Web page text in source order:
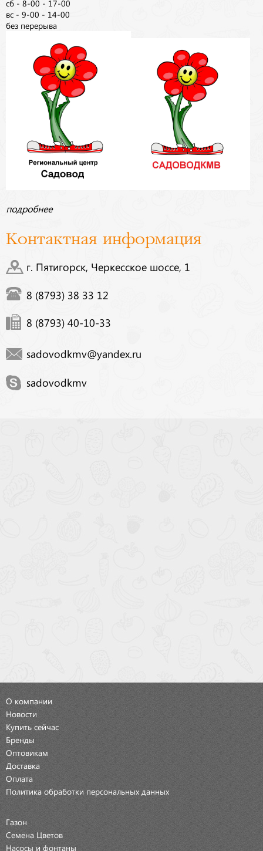
сб - 8-00 - 17-00
вс - 9-00 - 14-00
без перерыва
подробнее
Контактная информация
г. Пятигорск, Черкесское шоссе, 1
8 (8793) 38 33 12
8 (8793) 40-10-33
sadovodkmv@yandex.ru
sadovodkmv
О компании
Новости
Купить сейчас
Бренды
Оптовикам
Доставка
Оплата
Политика обработки персональных данных
Газон
Семена Цветов
Насосы и фонтаны